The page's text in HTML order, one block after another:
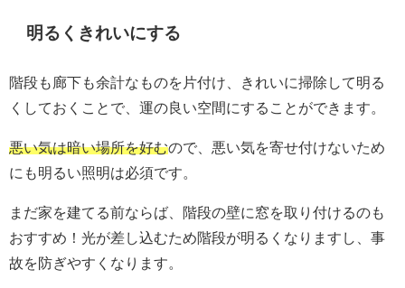
明るくきれいにする
階段も廊下も余計なものを片付け、きれいに掃除して明る
くしておくことで、運の良い空間にすることができます。
悪い気は暗い場所を好むので、悪い気を寄せ付けないため
にも明るい照明は必須です。
まだ家を建てる前ならば、階段の壁に窓を取り付けるのも
おすすめ！光が差し込むため階段が明るくなりますし、事
故を防ぎやすくなります。